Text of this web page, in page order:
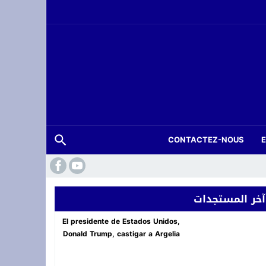
CONTACTEZ-NOUS
عرس بتارجيست ويستنفر السلطات
آخر المستجدات
El presidente de Estados Unidos,
Donald Trump, castigar a Argelia